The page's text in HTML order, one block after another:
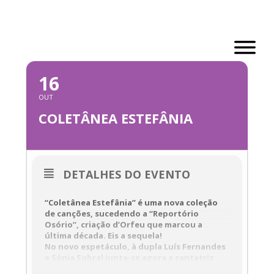
16
OUT
COLETÂNEA ESTEFÂNIA
DETALHES DO EVENTO
“Coletânea Estefânia” é uma nova coleção
de canções, sucedendo a“Reportório
Osório”, criação d’Orfeu que marcou a
última década. Eis a sequela!
No novo espetáculo, à dupla Luís Fernandes